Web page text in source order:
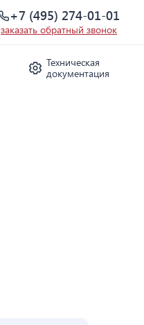
+7 (495) 274-01-01
заказать обратный звонок
Техническая
документация